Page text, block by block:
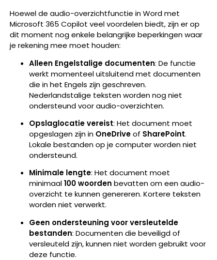
Hoewel de audio-overzichtfunctie in Word met
Microsoft 365 Copilot veel voordelen biedt, zijn er op
dit moment nog enkele belangrijke beperkingen waar
je rekening mee moet houden:
Alleen Engelstalige documenten: De functie
werkt momenteel uitsluitend met documenten
die in het Engels zijn geschreven.
Nederlandstalige teksten worden nog niet
ondersteund voor audio-overzichten.
Opslaglocatie vereist: Het document moet
opgeslagen zijn in OneDriveof SharePoint.
Lokale bestanden op je computer worden niet
ondersteund.
Minimale lengte: Het document moet
minimaal100 woorden bevatten om een audio-
overzicht te kunnen genereren. Kortere teksten
worden niet verwerkt.
Geen ondersteuning voor versleutelde
bestanden: Documenten die beveiligd of
versleuteld zijn, kunnen niet worden gebruikt voor
deze functie.